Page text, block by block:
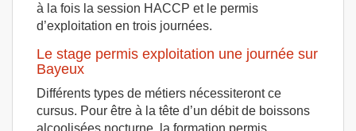
à la fois la session HACCP et le permis
d’exploitation en trois journées.
Le stage permis exploitation une journée sur
Bayeux
Différents types de métiers nécessiteront ce
cursus. Pour être à la tête d’un débit de boissons
alcoolisées nocturne, la formation permis